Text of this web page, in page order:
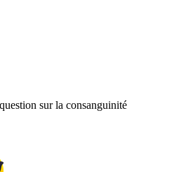
sur la consanguinité